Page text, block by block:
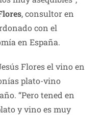
, consultor en
con el
en España.
Flores el vino en
plato-vino
“Pero tened en
y vino es muy